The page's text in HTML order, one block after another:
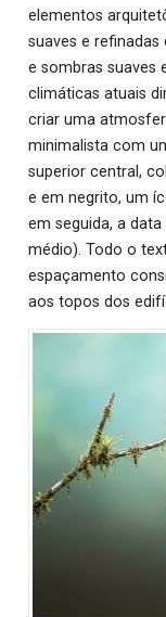
elementos
suaves e
e sombras suaves
climáticas atuais
criar uma
minimalista com
superior central,
e em negrito, um
em seguida, a
médio). Todo o
espaçamento
aos topos dos